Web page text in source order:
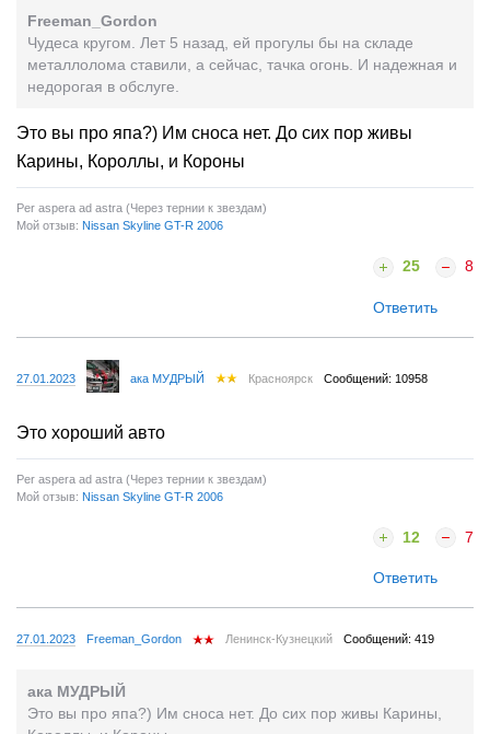
Freeman_Gordon
Чудеса кругом. Лет 5 назад, ей прогулы бы на складе
металлолома ставили, а сейчас, тачка огонь. И надежная и
недорогая в обслуге.
Это вы про япа?) Им сноса нет. До сих пор живы
Карины, Короллы, и Короны
Per aspera ad astra (Через тернии к звездам)
Мой отзыв: Nissan Skyline GT-R 2006
25 8
Ответить
27.01.2023 ака МУДРЫЙ Красноярск Сообщений: 10958
Это хороший авто
Per aspera ad astra (Через тернии к звездам)
Мой отзыв: Nissan Skyline GT-R 2006
12 7
Ответить
27.01.2023 Freeman_Gordon Ленинск-Кузнецкий Сообщений: 419
ака МУДРЫЙ
Это вы про япа?) Им сноса нет. До сих пор живы Карины,